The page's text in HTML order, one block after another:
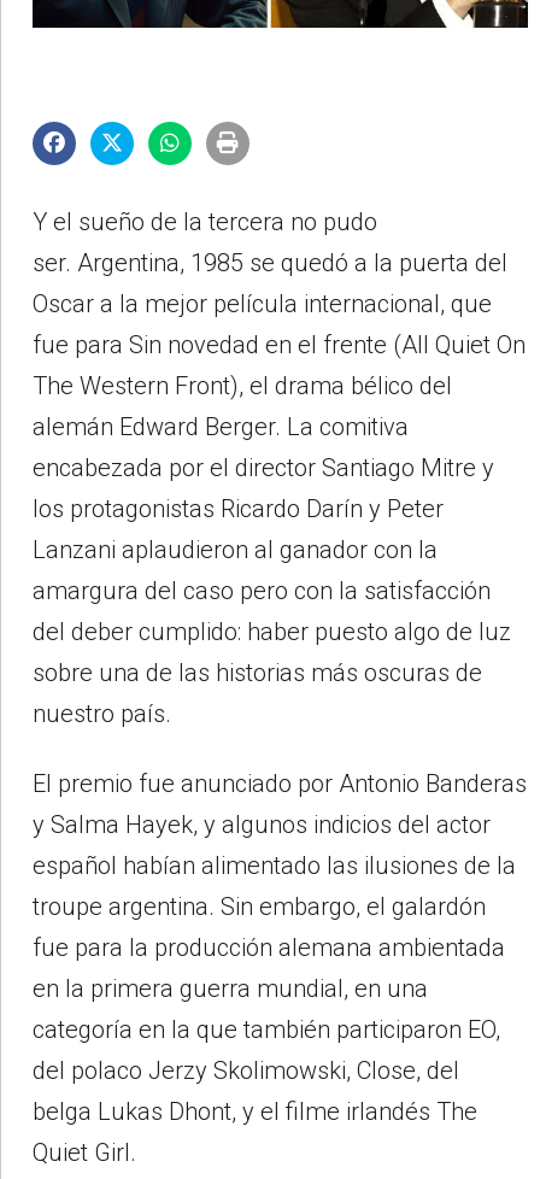
Y el sueño de la tercera no pudo
ser. Argentina, 1985 se quedó a la puerta del
Oscar a la mejor película internacional, que
fue para Sin novedad en el frente (All Quiet On
The Western Front), el drama bélico del
alemán Edward Berger. La comitiva
encabezada por el director Santiago Mitre y
los protagonistas Ricardo Darín y Peter
Lanzani aplaudieron al ganador con la
amargura del caso pero con la satisfacción
del deber cumplido: haber puesto algo de luz
sobre una de las historias más oscuras de
nuestro país.
El premio fue anunciado por Antonio Banderas
y Salma Hayek, y algunos indicios del actor
español habían alimentado las ilusiones de la
troupe argentina. Sin embargo, el galardón
fue para la producción alemana ambientada
en la primera guerra mundial, en una
categoría en la que también participaron EO,
del polaco Jerzy Skolimowski, Close, del
belga Lukas Dhont, y el filme irlandés The
Quiet Girl.